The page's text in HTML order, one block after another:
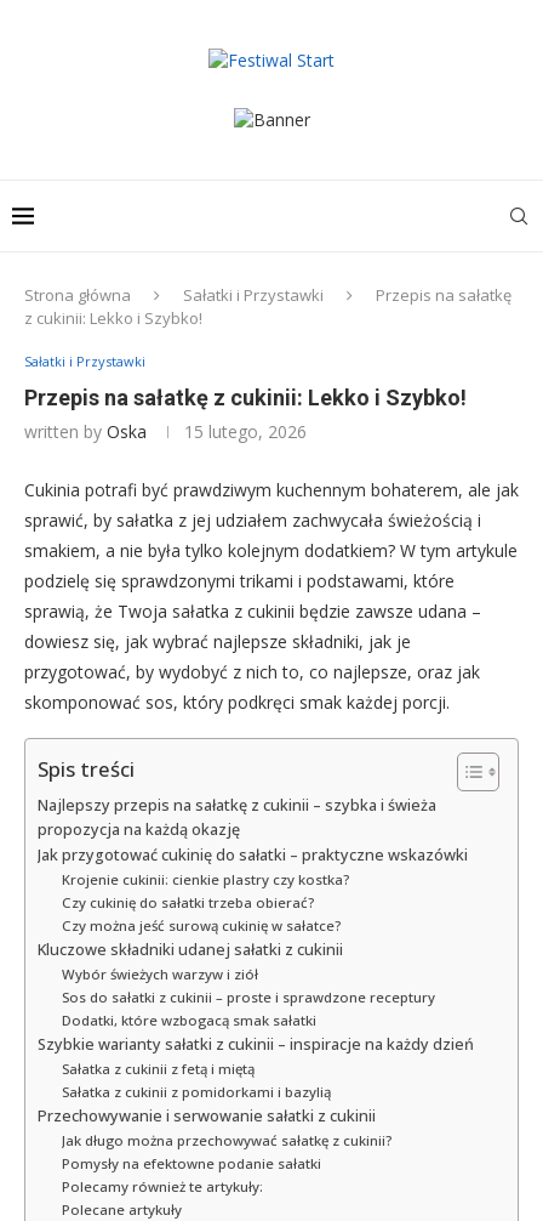
Strona główna Sałatki i Przystawki
Przepis na sałatkę
z cukinii: Lekko i Szybko!
Sałatki i Przystawki
Przepis na sałatkę z cukinii: Lekko i Szybko!
written by Oska 15 lutego, 2026
Cukinia potrafi być prawdziwym kuchennym bohaterem, ale jak
sprawić, by sałatka z jej udziałem zachwycała świeżością i
smakiem, a nie była tylko kolejnym dodatkiem? W tym artykule
podzielę się sprawdzonymi trikami i podstawami, które
sprawią, że Twoja sałatka z cukinii będzie zawsze udana –
dowiesz się, jak wybrać najlepsze składniki, jak je
przygotować, by wydobyć z nich to, co najlepsze, oraz jak
skomponować sos, który podkręci smak każdej porcji.
Spis treści
Najlepszy przepis na sałatkę z cukinii – szybka i świeża
propozycja na każdą okazję
Jak przygotować cukinię do sałatki – praktyczne wskazówki
Krojenie cukinii: cienkie plastry czy kostka?
Czy cukinię do sałatki trzeba obierać?
Czy można jeść surową cukinię w sałatce?
Kluczowe składniki udanej sałatki z cukinii
Wybór świeżych warzyw i ziół
Sos do sałatki z cukinii – proste i sprawdzone receptury
Dodatki, które wzbogacą smak sałatki
Szybkie warianty sałatki z cukinii – inspiracje na każdy dzień
Sałatka z cukinii z fetą i miętą
Sałatka z cukinii z pomidorkami i bazylią
Przechowywanie i serwowanie sałatki z cukinii
Jak długo można przechowywać sałatkę z cukinii?
Pomysły na efektowne podanie sałatki
Polecamy również te artykuły:
Polecane artykuły